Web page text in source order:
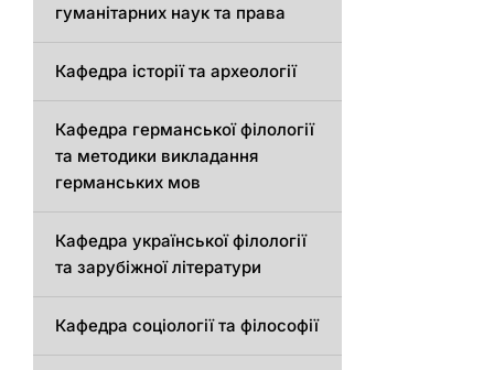
гуманітарних наук та права
Кафедра історії та археології
Кафедрa германської філології
та методики викладання
германських мов
Кафедра української філології
та зарубіжної літератури
Кафедра соціології та філософії